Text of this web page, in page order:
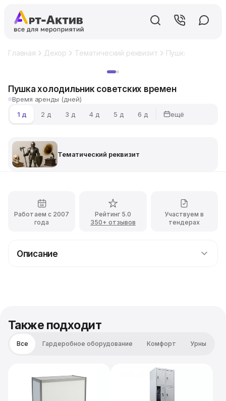
Главная Декор Тематический реквизит Пушка
Пушка холодильник советских времен
Время аренды (дней)
1 д
2 д 3 д 4 д 5 д 6 д ещё
Тематический реквизит
Работаем с 2007
года
Рейтинг 5.0
350+ отзывов
Участвуем в
тендерах
Описание
Также подходит
Все Гардеробное оборудование Комфорт Урны